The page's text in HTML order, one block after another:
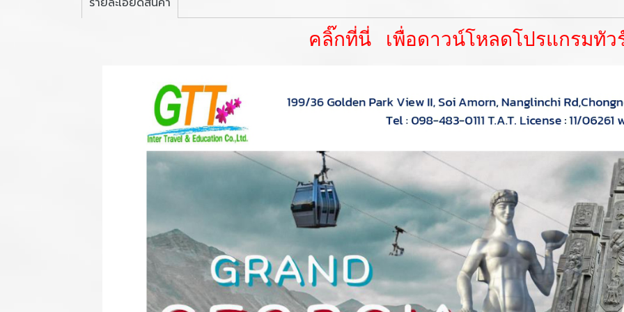
คลิ๊กที่นี่ เพื่อดาวน์โหลดโปรแกรมทัว